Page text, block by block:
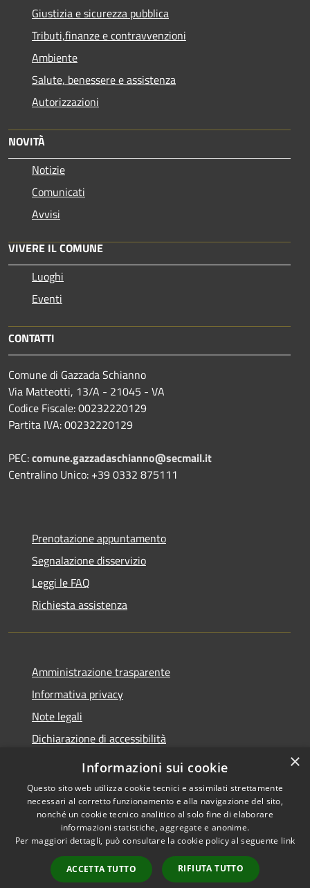
Giustizia e sicurezza pubblica
Tributi,finanze e contravvenzioni
Ambiente
Salute, benessere e assistenza
Autorizzazioni
NOVITÀ
Notizie
Comunicati
Avvisi
VIVERE IL COMUNE
Luoghi
Eventi
CONTATTI
Comune di Gazzada Schianno
Via Matteotti, 13/A - 21045 - VA
Codice Fiscale: 00232220129
Partita IVA: 00232220129
PEC:comune.gazzadaschianno@secmail.it
Centralino Unico: +39 0332 875111
Prenotazione appuntamento
Segnalazione disservizio
Leggi le FAQ
Richiesta assistenza
Amministrazione trasparente
Informativa privacy
Note legali
Dichiarazione di accessibilità
RSS
Accessibilità
Privacy
Mappa del sito
Copyright © 2026 • Comune di
Gazzada Schianno • Powered
byMunicipium•Accesso
redazione
×
Informazioni sui cookie
Questo sito web utilizza cookie tecnici e assimilati strettamente
necessari al corretto funzionamento e alla navigazione del sito,
nonché un cookie tecnico analitico al solo fine di elaborare
informazioni statistiche, aggregate e anonime.
Per maggiori dettagli, può consultare la cookie policy al seguente link
ACCETTA TUTTO RIFIUTA TUTTO